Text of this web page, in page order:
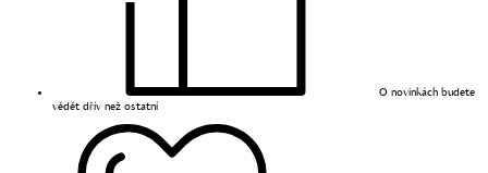
O novinkách budete
vědět dřív než ostatní